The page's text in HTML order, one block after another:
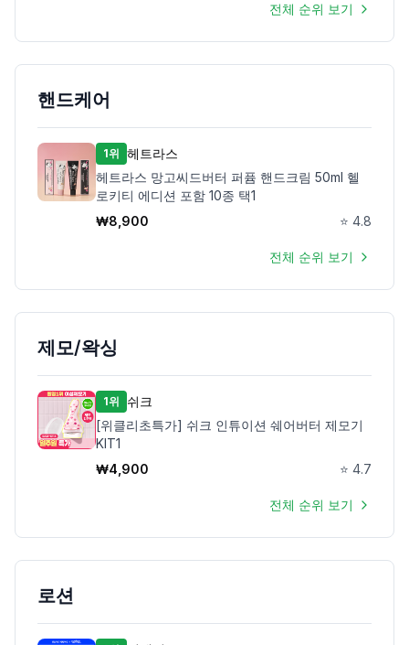
전체 순위 보기
핸드케어
1위 헤트라스
헤트라스 망고씨드버터 퍼퓸 핸드크림 50ml 헬
로키티 에디션 포함 10종 택1
₩8,900 ⭐ 4.8
전체 순위 보기
제모/왁싱
1위
쉬크
[위클리초특가] 쉬크 인튜이션 쉐어버터 제모기
KIT1
₩4,900 ⭐ 4.7
전체 순위 보기
로션